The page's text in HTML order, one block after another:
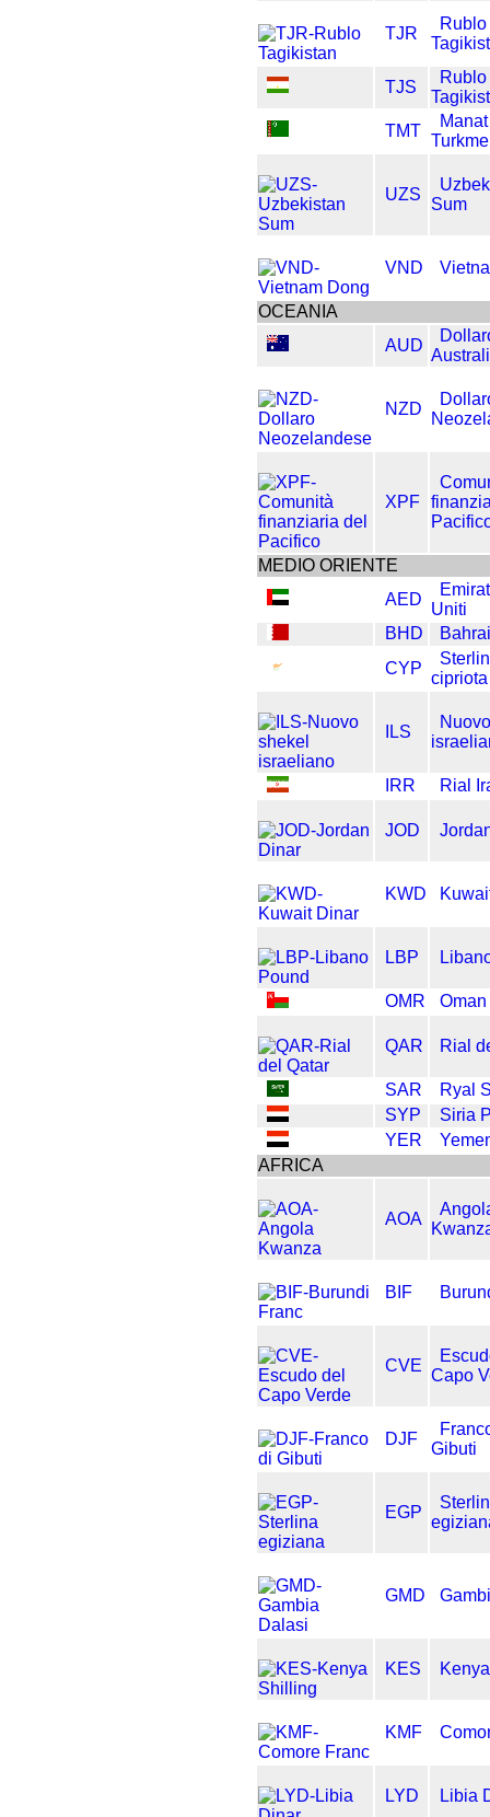
TJR
Rublo
TJS
Rublo
TMT
Manat
UZS
Sum
VND
OCEANIA
AUD
NZD
XPF
MEDIO ORIENTE
AED
Uniti
BHD
CYP
cipriota
ILS
IRR Rial
JOD
KWD
LBP
OMR
QAR Rial
SAR
Ryal
SYP
Siria
YER
AFRICA
AOA
BIF
CVE
Capo
DJF
Gibuti
EGP
GMD
KES
KMF
LYD Libia